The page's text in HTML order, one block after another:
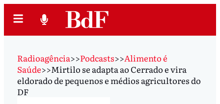
Radioagência>>Podcasts>>Alimento é
Saúde>>Mirtilo se adapta ao Cerrado e vira
eldorado de pequenos e médios agricultores do
DF